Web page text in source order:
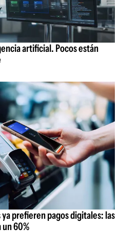
artificial. Pocos están
prefieren pagos digitales: las
60%